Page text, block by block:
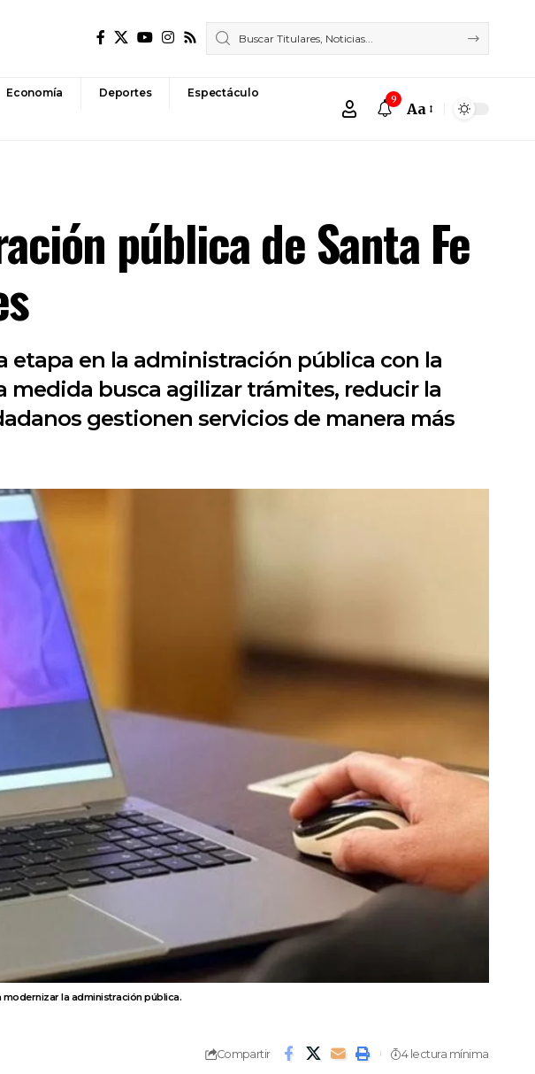
Economía Deportes Espectáculo 9
Font
Aa
pública de Santa Fe
etapa en la administración pública con la
busca agilizar trámites, reducir la
gestionen servicios de manera más
la administración pública.
Compartir 4 lectura mínima